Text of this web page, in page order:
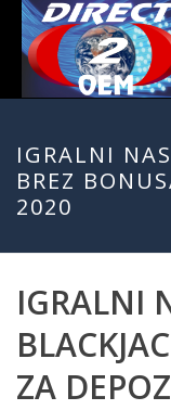
IGRALNI
BREZ
2020
IGRALNI
ZA